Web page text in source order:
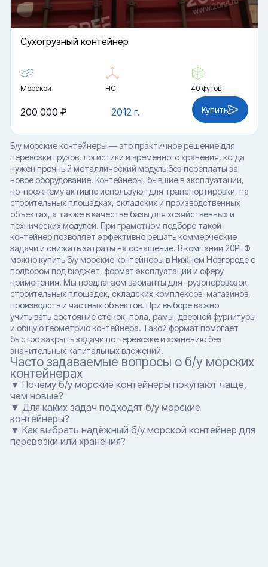
Cухогрузный контейнер
Морской HC 40 футов
2012 г.
200 000 ₽ Купить
Б/у морские контейнеры — это практичное решение для
перевозки грузов, логистики и временного хранения, когда
нужен прочный металлический модуль без переплаты за
новое оборудование. Контейнеры, бывшие в эксплуатации,
по-прежнему активно используют для транспортировки, на
строительных площадках, складских и производственных
объектах, а также в качестве базы для хозяйственных и
технических модулей. При грамотном подборе такой
контейнер позволяет эффективно решать коммерческие
задачи и снижать затраты на оснащение. В компании 20РЕФ
можно купить б/у морские контейнеры в Нижнем Новгороде с
подбором под бюджет, формат эксплуатации и сферу
применения. Мы предлагаем варианты для грузоперевозок,
строительных площадок, складских комплексов, магазинов,
производств и частных объектов. При выборе важно
учитывать состояние стенок, пола, рамы, дверной фурнитуры
и общую геометрию контейнера. Такой формат помогает
быстро закрыть задачи по перевозке и хранению без
значительных капитальных вложений.
Часто задаваемые вопросы о б/у морских
контейнерах
▼ Почему б/у морские контейнеры покупают чаще,
чем новые?
▼ Для каких задач подходят б/у морские
контейнеры?
▼ Как выбрать надёжный б/у морской контейнер для
перевозки или хранения?